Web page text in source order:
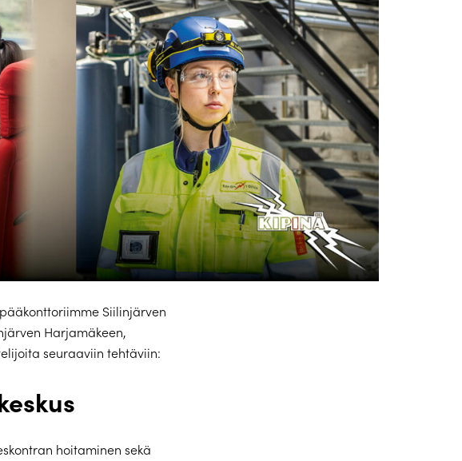
Siilinjärven
Harjamäkeen,
seuraaviin tehtäviin:
hoitaminen sekä